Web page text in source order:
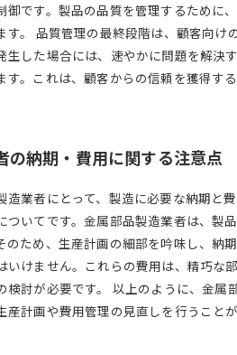
御です。製品の品質を管理するために
す。 品質管理の最終段階は、顧客向
生した場合には、速やかに問題を解決
す。これは、顧客からの信頼を獲得す
の納期・費用に関する注意点
造業者にとって、製造に必要な納期と
ついてです。金属部品製造業者は、製
のため、生産計画の細部を吟味し、納
いけません。これらの費用は、精巧な
検討が必要です。 以上のように、金
産計画や費用管理の見直しを行うことが